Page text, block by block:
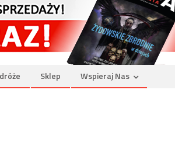
Sklep Wspieraj Nas